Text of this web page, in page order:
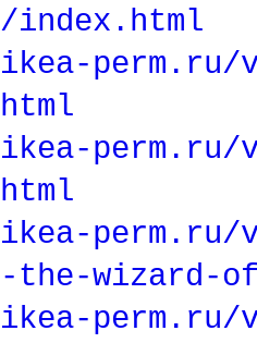
perm.ru/
perm.ru/
perm.ru/
the-wizard-
perm.ru/